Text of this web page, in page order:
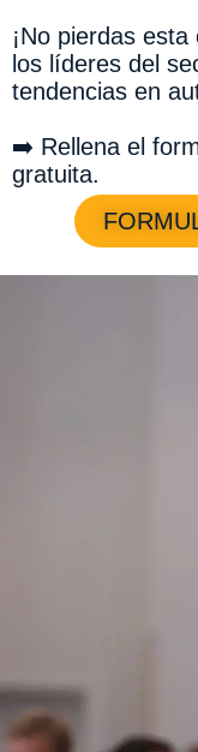
¡No pierdas
los líderes del
tendencias en
➡️ Rellena el
gratuita.